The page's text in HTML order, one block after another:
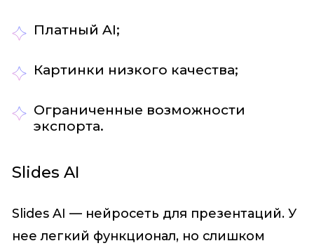
Платный AI;
Картинки низкого качества;
Ограниченные возможности
экспорта.
Slides AI
Slides AI — нейросеть для презентаций. У
нее легкий функционал, но слишком